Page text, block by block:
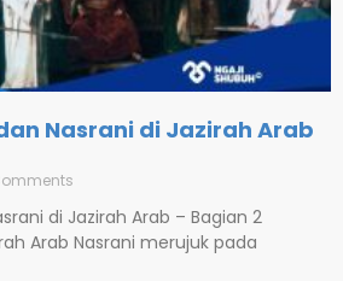
Nasrani di Jazirah Arab
di Jazirah Arab – Bagian 2
Arab Nasrani merujuk pada